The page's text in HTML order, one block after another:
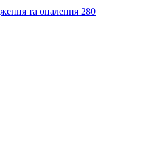
та опалення 280